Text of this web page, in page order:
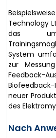
Technology
das
System
zur
Feedback-
neuer
des
Nach